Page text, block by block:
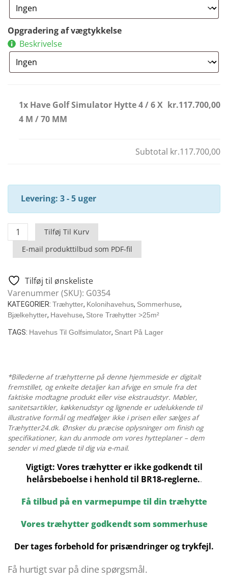
Opgradering af vægtykkelse
Beskrivelse
1x Have Golf Simulator Hytte 4 / 6 X
4 M / 70 MM
kr.117.700,00
Subtotal kr.117.700,00
Levering: 3 - 5 uger
Have
Golf
Simulator
4
/
6
X
4
M
MM
antal
Tilføj Til Kurv
E-mail produkttilbud som PDF-fil
Tilføj til ønskeliste
Varenummer (SKU): G0354
KATEGORIER: Træhytter, Kolonihavehus, Sommerhuse,
Bjælkehytter, Havehuse, Store Træhytter >25m²
TAGS: Havehus Til Golfsimulator, Snart På Lager
*Billederne af træhytterne på denne hjemmeside er digitalt
fremstillet, og enkelte detaljer kan afvige en smule fra det
faktiske modtagne produkt eller vise ekstraudstyr. Møbler,
sanitetsartikler, køkkenudstyr og lignende er udelukkende til
illustrative formål og medfølger ikke i prisen eller sælges af
Træhytter24.dk. Ønsker du præcise oplysninger om finish og
specifikationer, kan du anmode om vores hytteplaner – dem
sender vi med glæde til dig via e-mail.
Vigtigt: Vores træhytter er ikke godkendt til
helårsbeboelse i henhold til BR18-reglerne..
Få tilbud på en varmepumpe til din træhytte
Vores træhytter godkendt som sommerhuse
Der tages forbehold for prisændringer og trykfejl.
Få hurtigt svar på dine spørgsmål.